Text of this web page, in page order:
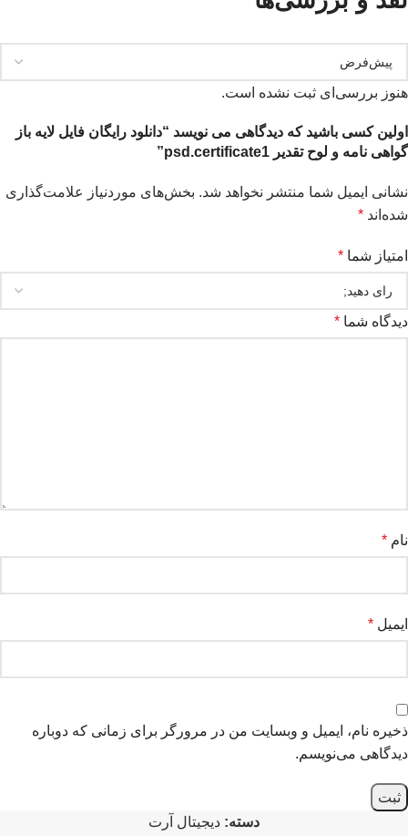
هنوز بررسی‌ای ثبت نشده است.
اولین کسی باشید که دیدگاهی می نویسد “دانلود رایگان فایل لایه باز
گواهی نامه و لوح تقدیر psd.certificate1”
نشانی ایمیل شما منتشر نخواهد شد. بخش‌های موردنیاز علامت‌گذاری
شده‌اند *
امتیاز شما *
دیدگاه شما *
نام *
ایمیل *
ذخیره نام، ایمیل و وبسایت من در مرورگر برای زمانی که دوباره
دیدگاهی می‌نویسم.
دسته: دیجیتال آرت